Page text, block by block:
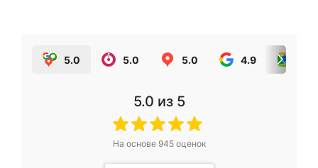
5.0 5.0 5.0 4.9
5.0 из 5
На основе 945оценок